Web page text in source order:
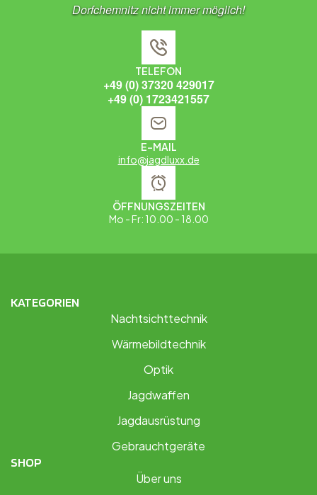
Dorfchemnitz nicht immer möglich!
TELEFON
+49 (0) 37320 429017
+49 (0) 1723421557
E-MAIL
info@jagdluxx.de
ÖFFNUNGSZEITEN
Mo - Fr: 10.00 - 18.00
KATEGORIEN
Nachtsichttechnik
Wärmebildtechnik
Optik
Jagdwaffen
Jagdausrüstung
Gebrauchtgeräte
SHOP
Über uns